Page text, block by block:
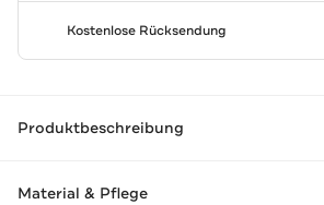
Kostenlose Rücksendung
Produktbeschreibung
Material & Pflege